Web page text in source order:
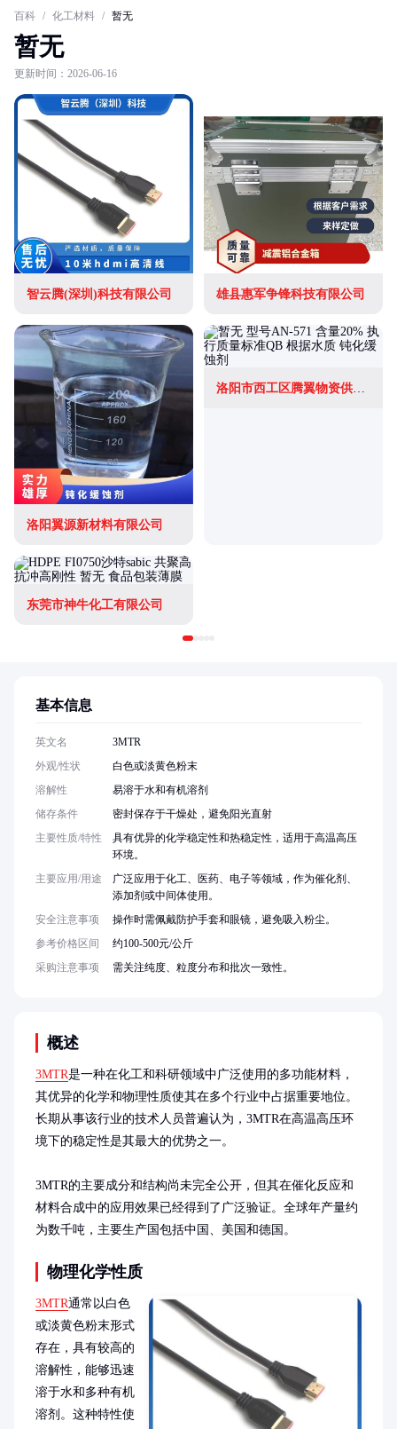
百科 / 化工材料 / 暂无
暂无
更新时间：2026-06-16
智云腾(深圳)科技有限公司 雄县惠军争锋科技有限公司
洛阳翼源新材料有限公司
洛阳市西工区腾翼物资供应站
东莞市神牛化工有限公司
概述
3MTR是一种在化工和科研领域中广泛使用的多功能材料，
其优异的化学和物理性质使其在多个行业中占据重要地位。
长期从事该行业的技术人员普遍认为，3MTR在高温高压环
境下的稳定性是其最大的优势之一。
3MTR的主要成分和结构尚未完全公开，但其在催化反应和
材料合成中的应用效果已经得到了广泛验证。全球年产量约
为数千吨，主要生产国包括中国、美国和德国。
物理化学性质
3MTR通常以白色
或淡黄色粉末形式
存在，具有较高的
溶解性，能够迅速
溶于水和多种有机
溶剂。这种特性使
基本信息
英文名
3MTR
外观/性状
白色或淡黄色粉末
溶解性
易溶于水和有机溶剂
储存条件
密封保存于干燥处，避免阳光直射
主要性质/特性
具有优异的化学稳定性和热稳定性，适用于高温高压
环境。
主要应用/用途
广泛应用于化工、医药、电子等领域，作为催化剂、
添加剂或中间体使用。
安全注意事项
操作时需佩戴防护手套和眼镜，避免吸入粉尘。
参考价格区间
约100-500元/公斤
采购注意事项
需关注纯度、粒度分布和批次一致性。